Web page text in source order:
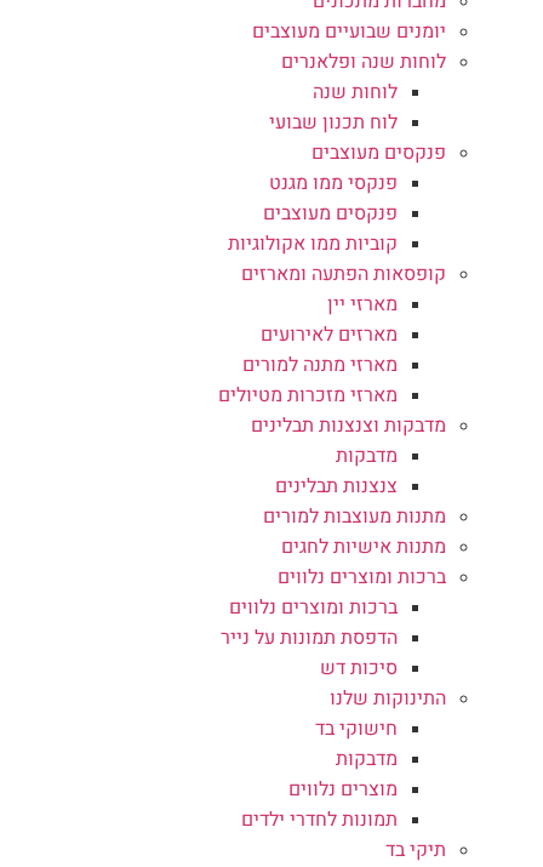
יומנים שבועיים מעוצבים
לוחות שנה ופלאנרים
לוחות שנה
לוח תכנון שבועי
פנקסים מעוצבים
פנקסי ממו מגנט
פנקסים מעוצבים
קוביות ממו אקולוגיות
קופסאות הפתעה ומארזים
מארזי יין
מארזים לאירועים
מארזי מתנה למורים
מארזי מזכרות מטיולים
מדבקות וצנצנות תבלינים
מדבקות
צנצנות תבלינים
מתנות מעוצבות למורים
מתנות אישיות לחגים
ברכות ומוצרים נלווים
ברכות ומוצרים נלווים
הדפסת תמונות על נייר
סיכות דש
התינוקות שלנו
חישוקי בד
מדבקות
מוצרים נלווים
תמונות לחדרי ילדים
תיקי בד